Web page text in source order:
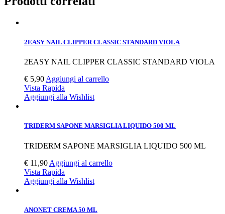
2EASY NAIL CLIPPER CLASSIC STANDARD VIOLA
2EASY NAIL CLIPPER CLASSIC STANDARD VIOLA
€ 5,90 Aggiungi al carrello
Vista Rapida
Aggiungi alla Wishlist
TRIDERM SAPONE MARSIGLIA LIQUIDO 500 ML
TRIDERM SAPONE MARSIGLIA LIQUIDO 500 ML
€ 11,90 Aggiungi al carrello
Vista Rapida
Aggiungi alla Wishlist
ANONET CREMA 50 ML